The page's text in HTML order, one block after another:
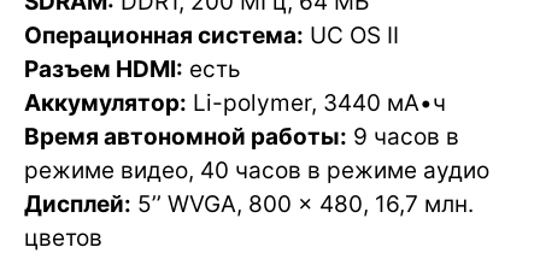
Операционная система: UC OS II
Разъем HDMI: есть
Аккумулятор: Li-polymer, 3440 мА•ч
Время автономной работы: 9 часов в
режиме видео, 40 часов в режиме аудио
Дисплей: 5’’ WVGA, 800 x 480, 16,7 млн.
цветов